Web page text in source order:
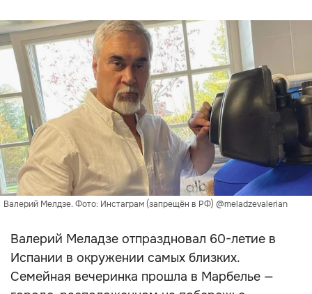
Валерий Мелдзе. Фото: Инстаграм (запрещён в РФ) @meladzevalerian
Валерий Меладзе отпраздновал 60-летие в
Испании в окружении самых близких.
Семейная вечеринка прошла в Марбелье —